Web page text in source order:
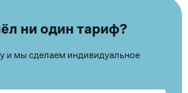
ни один тариф?
и мы сделаем индивидуальное